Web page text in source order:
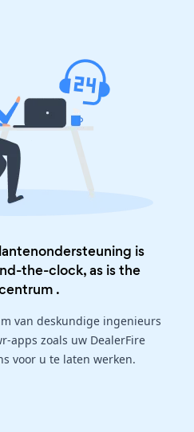
is
the-clock, as is the
.
van deskundige ingenieurs
apps zoals uw DealerFire
voor u te laten werken.